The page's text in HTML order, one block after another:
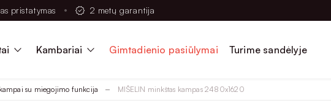
pristatymas 2 metų garantija
Kambariai Gimtadienio pasiūlymai Turime sandėlyje
su miegojimo funkcija MIŠELIN minkštas kampas 2480x1620